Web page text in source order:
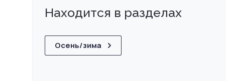
Находится в разделах
Осень/зима